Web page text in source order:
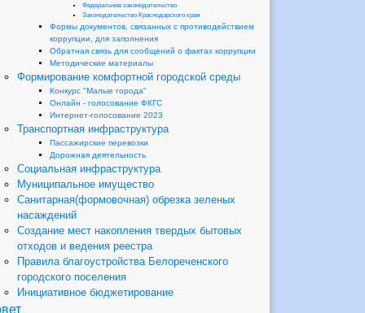
Федеральное законодательство
Законодательство Краснодарского края
Формы документов, связанных с противодействием
коррупции, для заполнения
Обратная связь для сообщений о фактах коррупции
Методические материалы
Формирование комфортной городской среды
Конкурс "Малые города"
Онлайн - голосование ФКГС
Интернет-голосование 2023
Транспортная инфраструктура
Пассажирские перевозки
Дорожная деятельность
Социальная инфраструктура
Муниципальное имущество
Санитарная(формовочная) обрезка зеленых
насаждений
Создание мест накопления твердых бытовых
отходов и ведения реестра
Правила благоустройства Белореченского
городского поселения
Инициативное бюджетирование